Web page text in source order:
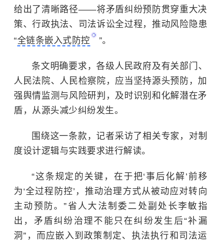
给出了清晰路径——将矛盾纠纷预防贯穿重大决
策、行政执法、司法诉讼全过程，推动风险隐患
“全链条嵌入式防控 ”。
条文明确要求，各级人民政府及有关部门、
人民法院、人民检察院，应当坚持源头预防，加
强舆情监测与风险研判，及时识别和化解潜在矛
盾，从源头减少纠纷发生。
围绕这一条款，记者采访了相关专家，对制
度设计逻辑与实践要求进行解读。
“这条规定的关键，在于把‘事后化解’前移
为‘全过程防控’，推动治理方式从被动应对转向
主动预防。”省人大法制委二处副处长李敏指
出，矛盾纠纷治理不能只在纠纷发生后“补漏
洞”，而应嵌入到政策制定、执法执行和司法运